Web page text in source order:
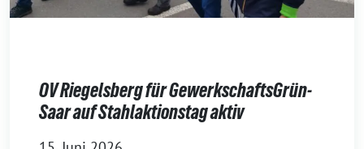
OV Riegelsberg für GewerkschaftsGrün-
Saar auf Stahlaktionstag aktiv